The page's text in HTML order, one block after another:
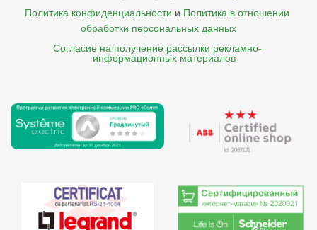
Политика конфиденциальности и Политика в отношении
обработки персональных данных
Согласие на получение рассылки рекламно-
    информационных материалов